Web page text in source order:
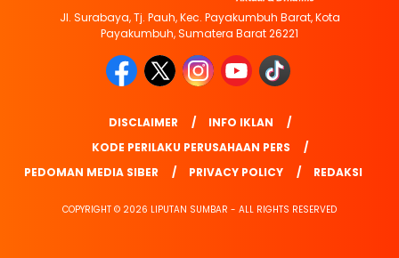
Jl. Surabaya, Tj. Pauh, Kec. Payakumbuh Barat, Kota
Payakumbuh, Sumatera Barat 26221
DISCLAIMER
INFO IKLAN
KODE PERILAKU PERUSAHAAN PERS
PEDOMAN MEDIA SIBER
PRIVACY POLICY REDAKSI
COPYRIGHT © 2026 LIPUTAN SUMBAR - ALL RIGHTS RESERVED